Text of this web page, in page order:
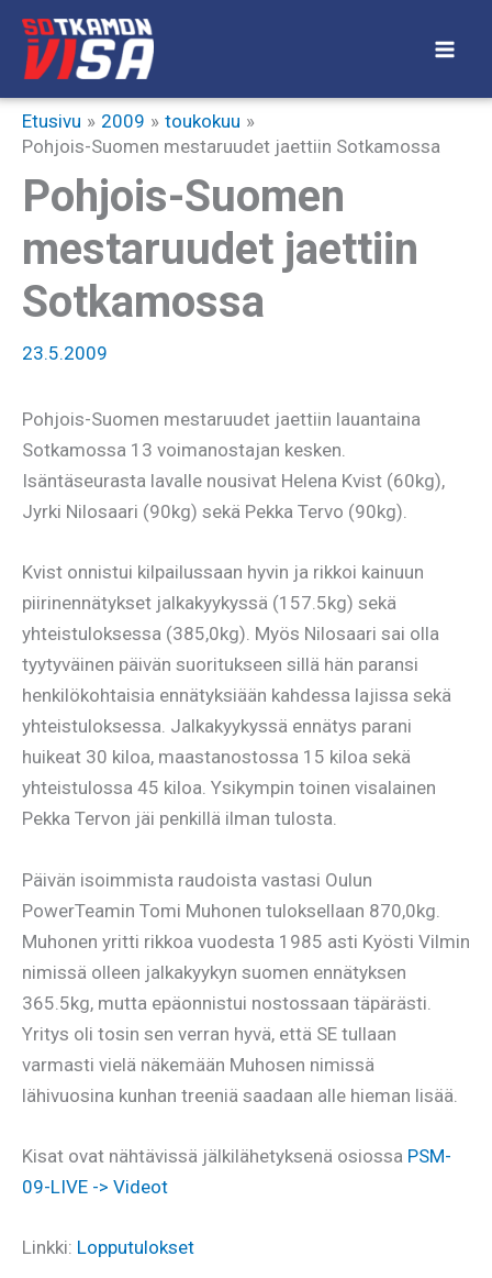
Siirry
sisältöön
Etusivu 2009
toukokuu
Pohjois-Suomen mestaruudet jaettiin Sotkamossa
Pohjois-Suomen
mestaruudet jaettiin
Sotkamossa
23.5.2009
Pohjois-Suomen mestaruudet jaettiin lauantaina
Sotkamossa 13 voimanostajan kesken.
Isäntäseurasta lavalle nousivat Helena Kvist (60kg),
Jyrki Nilosaari (90kg) sekä Pekka Tervo (90kg).
Kvist onnistui kilpailussaan hyvin ja rikkoi kainuun
piirinennätykset jalkakyykyssä (157.5kg) sekä
yhteistuloksessa (385,0kg). Myös Nilosaari sai olla
tyytyväinen päivän suoritukseen sillä hän paransi
henkilökohtaisia ennätyksiään kahdessa lajissa sekä
yhteistuloksessa. Jalkakyykyssä ennätys parani
huikeat 30 kiloa, maastanostossa 15 kiloa sekä
yhteistulossa 45 kiloa. Ysikympin toinen visalainen
Pekka Tervon jäi penkillä ilman tulosta.
Päivän isoimmista raudoista vastasi Oulun
PowerTeamin Tomi Muhonen tuloksellaan 870,0kg.
Muhonen yritti rikkoa vuodesta 1985 asti Kyösti Vilmin
nimissä olleen jalkakyykyn suomen ennätyksen
365.5kg, mutta epäonnistui nostossaan täpärästi.
Yritys oli tosin sen verran hyvä, että SE tullaan
varmasti vielä näkemään Muhosen nimissä
lähivuosina kunhan treeniä saadaan alle hieman lisää.
Kisat ovat nähtävissä jälkilähetyksenä osiossa PSM-
09-LIVE -> Videot
Linkki: Lopputulokset